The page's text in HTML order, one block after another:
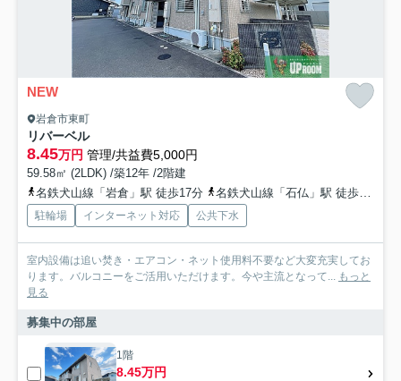
NEW
岩倉市東町
リバーベル
8.45万円 管理/共益費5,000円
59.58㎡ (2LDK) /築12年 /2階建
名鉄犬山線「岩倉」駅 徒歩17分
名鉄犬山線「石仏」駅 徒歩21分
駐輪場 インターネット対応 公共下水
室内設備は追い焚き・エアコン・ネット使用料不要など大変充実してお
ります。バルコニーをご活用いただけます。今や主流となって... もっと
見る
募集中の部屋
1階
8.45万円